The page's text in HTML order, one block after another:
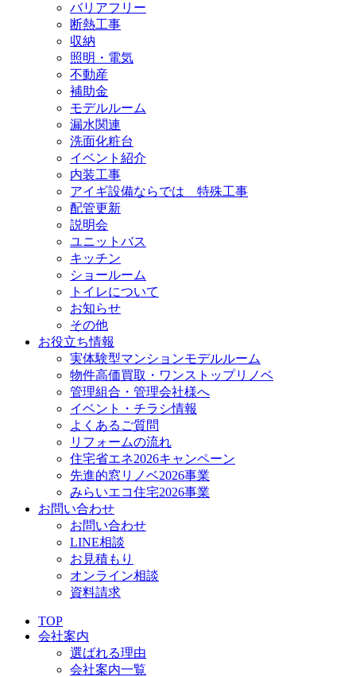
バリアフリー
断熱工事
収納
照明・電気
不動産
補助金
モデルルーム
漏水関連
洗面化粧台
イベント紹介
内装工事
アイギ設備ならでは 特殊工事
配管更新
説明会
ユニットバス
キッチン
ショールーム
トイレについて
お知らせ
その他
お役立ち情報
実体験型マンションモデルルーム
物件高価買取・ワンストップリノベ
管理組合・管理会社様へ
イベント・チラシ情報
よくあるご質問
リフォームの流れ
住宅省エネ2026キャンペーン
先進的窓リノベ2026事業
みらいエコ住宅2026事業
お問い合わせ
お問い合わせ
LINE相談
お見積もり
オンライン相談
資料請求
TOP
会社案内
選ばれる理由
会社案内一覧